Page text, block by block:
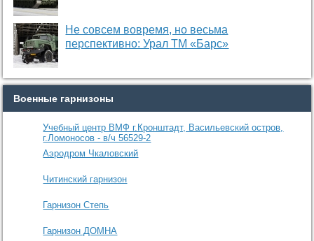
Не совсем вовремя, но весьма
перспективно: Урал ТМ «Барс»
Военные гарнизоны
Учебный центр ВМФ г.Кронштадт, Васильевский остров,
г.Ломоносов - в/ч 56529-2
Аэродром Чкаловский
Читинский гарнизон
Гарнизон Степь
Гарнизон ДОМНА